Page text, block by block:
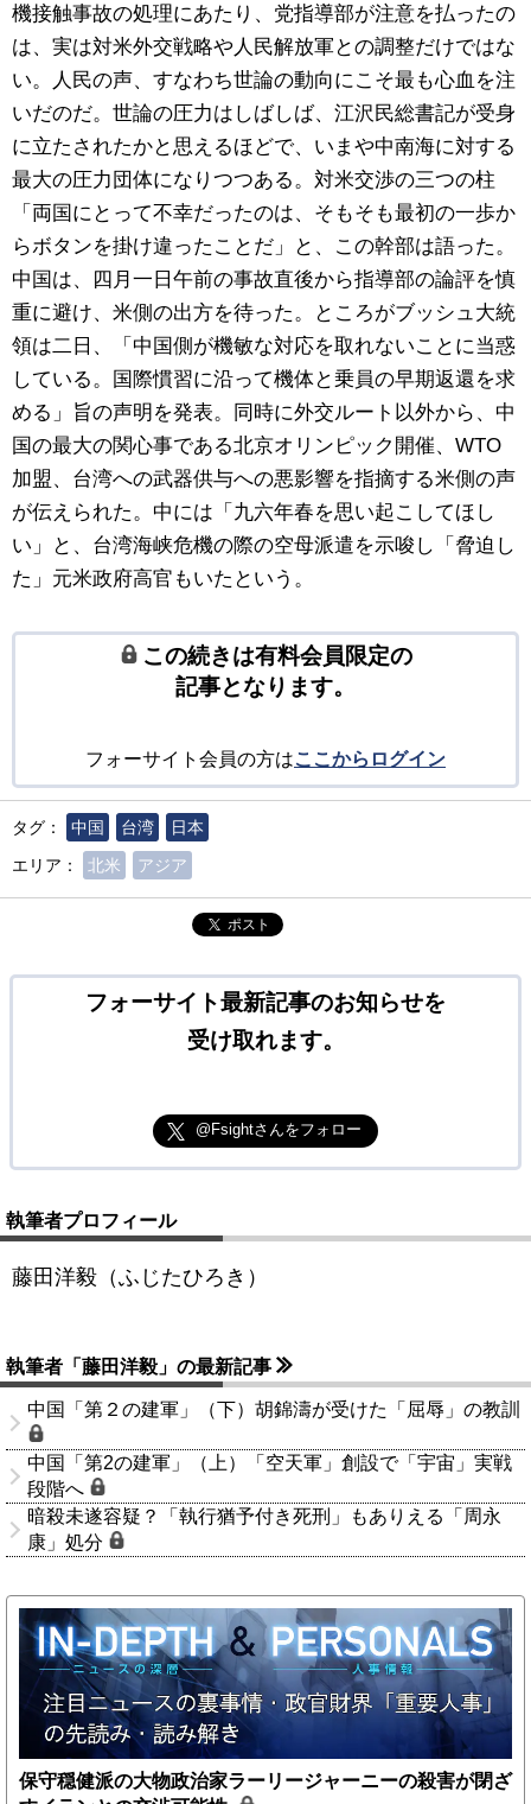
機接触事故の処理にあたり、党指導部が注意を払ったの
は、実は対米外交戦略や人民解放軍との調整だけではな
い。人民の声、すなわち世論の動向にこそ最も心血を注
いだのだ。世論の圧力はしばしば、江沢民総書記が受身
に立たされたかと思えるほどで、いまや中南海に対する
最大の圧力団体になりつつある。対米交渉の三つの柱
「両国にとって不幸だったのは、そもそも最初の一歩か
らボタンを掛け違ったことだ」と、この幹部は語った。
中国は、四月一日午前の事故直後から指導部の論評を慎
重に避け、米側の出方を待った。ところがブッシュ大統
領は二日、「中国側が機敏な対応を取れないことに当惑
している。国際慣習に沿って機体と乗員の早期返還を求
める」旨の声明を発表。同時に外交ルート以外から、中
国の最大の関心事である北京オリンピック開催、WTO
加盟、台湾への武器供与への悪影響を指摘する米側の声
が伝えられた。中には「九六年春を思い起こしてほし
い」と、台湾海峡危機の際の空母派遣を示唆し「脅迫し
た」元米政府高官もいたという。
この続きは有料会員限定の
記事となります。
フォーサイト会員の方はここからログイン
タグ： 中国 台湾
日本
エリア：
北米 アジア
ポスト
フォーサイト最新記事のお知らせを
受け取れます。
@Fsightさんをフォロー
執筆者プロフィール
藤田洋毅（ふじたひろき）
執筆者「藤田洋毅」の最新記事
中国「第２の建軍」（下）胡錦濤が受けた「屈辱」の教訓
中国「第2の建軍」（上）「空天軍」創設で「宇宙」実戦
段階へ
暗殺未遂容疑？「執行猶予付き死刑」もありえる「周永
康」処分
保守穏健派の大物政治家ラーリージャーニーの殺害が閉ざ